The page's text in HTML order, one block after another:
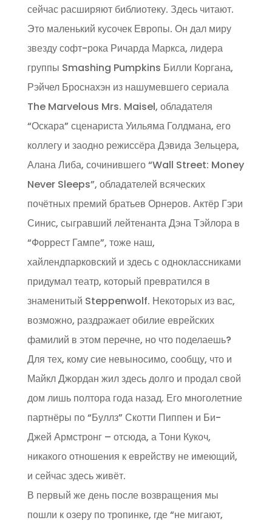
сейчас расширяют библиотеку. Здесь читают.
Это маленький кусочек Европы. Он дал миру
звезду софт-рока Ричарда Маркса, лидера
группы Smashing Pumpkins Билли Коргана,
Рэйчел Броснахэн из нашумевшего сериала
The Marvelous Mrs. Maisel, обладателя
“Оскара” сценариста Уильяма Голдмана, его
коллегу и заодно режиссёра Дэвида Зельцера,
Алана Либа, сочинившего “Wall Street: Money
Never Sleeps”, обладателей всяческих
почётных премий братьев Орнеров. Актёр Гэри
Синис, сыгравший лейтенанта Дэна Тэйлора в
“Форрест Гампе”, тоже наш,
хайлендпарковский и здесь с одноклассниками
придумал театр, который превратился в
знаменитый Steppenwolf. Некоторых из вас,
возможно, раздражает обилие еврейских
фамилий в этом перечне, но что поделаешь?
Для тех, кому сие невыносимо, сообщу, что и
Майкл Джордан жил здесь долго и продал свой
дом лишь полтора года назад. Его многолетние
партнёры по “Буллз” Скотти Пиппен и Би-
Джей Армстронг – отсюда, а Тони Кукоч,
никакого отношения к еврейству не имеющий,
и сейчас здесь живёт.
В первый же день после возвращения мы
пошли к озеру по тропинке, где “не мигают,